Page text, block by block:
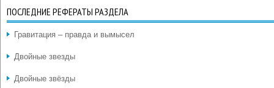
ПОСЛЕДНИЕ РЕФЕРАТЫ РАЗДЕЛА
Гравитация – правда и вымысел
Двойные звезды
Двойные звёзды